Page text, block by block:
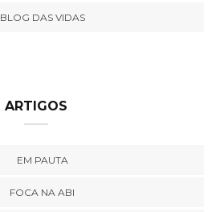
BLOG DAS VIDAS
ARTIGOS
EM PAUTA
FOCA NA ABI